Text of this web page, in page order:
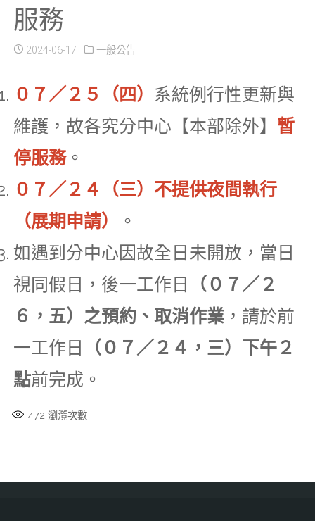
服務
2024-06-17 一般公告
０７／２５（四） 系統例行性更新與
維護，故各究分中心【本部除外】 暫
停服務。
０７／２４（三）不提供夜間執行
（展期申請）
。
如遇到分中心因故全日未開放，當日
視同假日，後一工作日
（０７／２
６，五）之預約、取消作業，請於前
一工作日
（０７／２４，三）下午２
點前完成。
472 瀏灠次數